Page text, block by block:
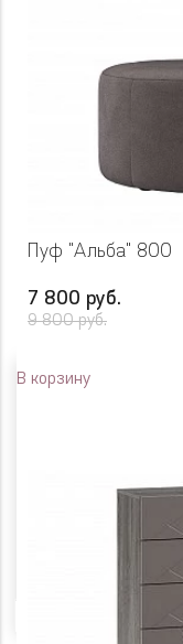
Пуф "Альба" 800
7 800 руб.
9 800 руб.
В корзину